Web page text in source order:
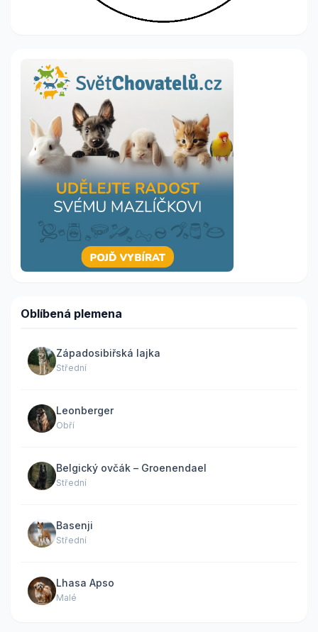
Oblíbená plemena
Západosibiřská lajka
Střední
Leonberger
Obří
Belgický ovčák – Groenendael
Střední
Basenji
Střední
Lhasa Apso
Malé